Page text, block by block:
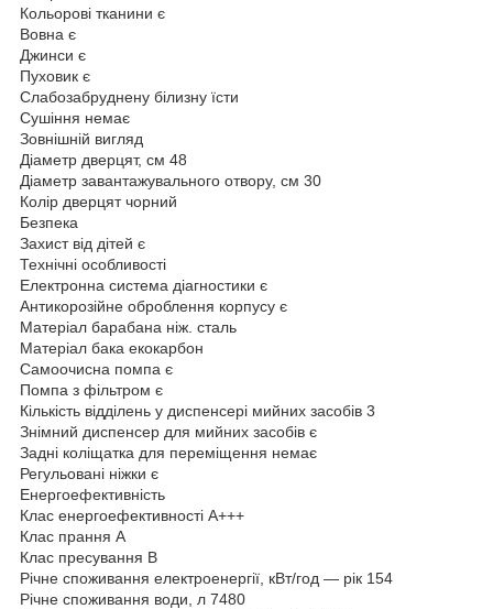
Кольорові тканини є
Вовна є
Джинси є
Пуховик є
Слабозабруднену білизну їсти
Сушіння немає
Зовнішній вигляд
Діаметр дверцят, см 48
Діаметр завантажувального отвору, см 30
Колір дверцят чорний
Безпека
Захист від дітей є
Технічні особливості
Електронна система діагностики є
Антикорозійне оброблення корпусу є
Матеріал барабана ніж. сталь
Матеріал бака екокарбон
Самоочисна помпа є
Помпа з фільтром є
Кількість відділень у диспенсері мийних засобів 3
Знімний диспенсер для мийних засобів є
Задні коліщатка для переміщення немає
Регульовані ніжки є
Енергоефективність
Клас енергоефективності А+++
Клас прання А
Клас пресування B
Річне споживання електроенергії, кВт/год — рік 154
Річне споживання води, л 7480